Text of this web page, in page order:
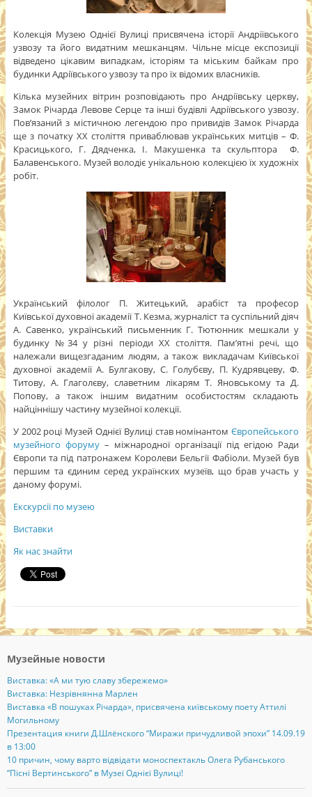
Колекція Музею Однієї Вулиці присвячена історії Андріївського
узвозу та його видатним мешканцям. Чільне місце експозиції
відведено цікавим випадкам, історіям та міським байкам про
будинки Адріївського узвозу та про їх відомих власників.
Кілька музейних вітрин розповідають про Андріївську церкву,
Замок Річарда Левове Серце та інші будівлі Адріївського узвозу.
Пов’язаний з містичною легендою про привидів Замок Річарда
ще з початку ХХ століття приваблював українських митців – Ф.
Красицького, Г. Дядченка, І. Макушенка та скульптора Ф.
Балавенського. Музей володіє унікальною колекцією їх художніх
робіт.
Український філолог П. Житецький, арабіст та професор
Київської духовної академії Т. Кезма, журналіст та суспільний діяч
А. Савенко, український письменник Г. Тютюнник мешкали у
будинку №34 у різні періоди ХХ століття. Пам’ятні речі, що
належали вищезгаданим людям, а також викладачам Київської
духовної академії А. Булгакову, С. Голубєву, П. Кудрявцеву, Ф.
Титову, А. Глаголєву, славетним лікарям Т. Яновському та Д.
Попову, а також іншим видатним особистостям складають
найціннішу частину музейної колекції.
У 2002 році Музей Однієї Вулиці став номінантомЄвропейського
музейного форуму – міжнародної організації під егідою Ради
Європи та під патронажем Королеви Бельгії Фабіоли. Музей був
першим та єдиним серед українских музеїв, що брав участь у
даному форумі.
Екскурсії по музею
Виставки
Як нас знайти
Музейные новости
Виставка: «А ми тую славу збережемо»
Виставка: Незрівнянна Марлен
Виставка «В пошуках Річарда», присвячена київському поету Аттилі
Могильному
Презентация книги Д.Шлёнского “Миражи причудливой эпохи” 14.09.19
в 13:00
10 причин, чому варто відвідати моноспектакль Олега Рубанського
“Пісні Вертинського” в Музеї Однієї Вулиці!